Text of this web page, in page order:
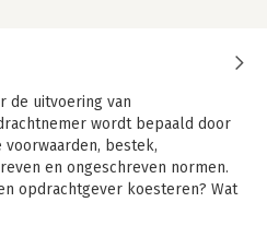
de uitvoering van
wordt bepaald door
bestek,
en ongeschreven normen.
opdrachtgever koesteren? Wat